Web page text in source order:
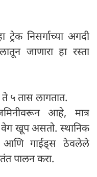
निसर्गाच्या अगदी
जाणारा हा रस्ता
५ तास लागतात.
आहे, मात्र
वेग खूप असतो. स्थानिक
आणि गाईड्स ठेवलेले
पालन करा.